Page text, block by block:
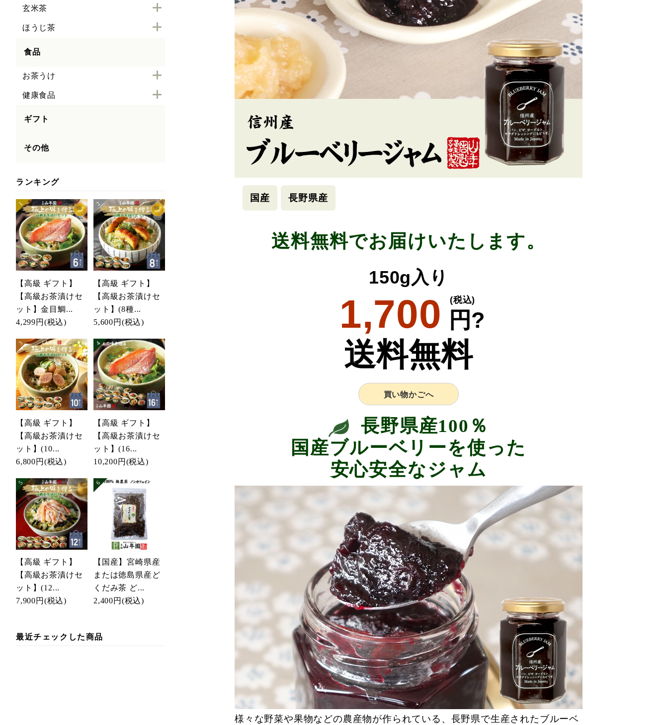
玄米茶
ほうじ茶
食品
お茶うけ
健康食品
ギフト
その他
ランキング
【高級 ギフト】
【高級お茶漬けセ
ット】金目鯛...
4,299円 (税込)
【高級 ギフト】
【高級お茶漬けセ
ット】(8種...
5,600円 (税込)
【高級 ギフト】
【高級お茶漬けセ
ット】(10...
6,800円 (税込)
【高級 ギフト】
【高級お茶漬けセ
ット】(16...
10,200円 (税込)
【高級 ギフト】
【高級お茶漬けセ
ット】(12...
7,900円 (税込)
【国産】宮崎県産
または徳島県産ど
くだみ茶 ど...
2,400円 (税込)
最近チェックした商品
国産 長野県産
送料無料でお届けいたします。
150g入り
1,700 円?
(税込)
送料無料
買い物かごへ
長野県産100％
国産ブルーベリーを使った
安心安全なジャム
様々な野菜や果物などの農産物が作られている、長野県で生産されたブルーベ